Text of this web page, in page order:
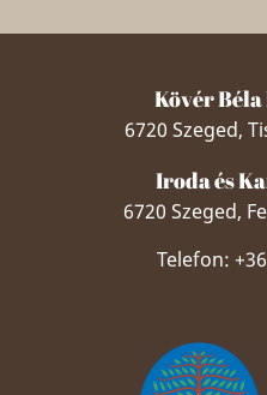
Kövér
6720 Szeged,
Iroda és
6720 Szeged,
Telefon: